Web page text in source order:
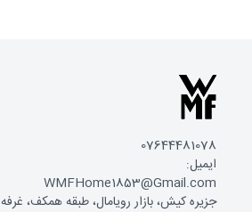
07644481078
ایمیل:
WMFHome1853@Gmail.com
جزیره کیش، بازار رویامال، طبقه همکف، غرفه 9